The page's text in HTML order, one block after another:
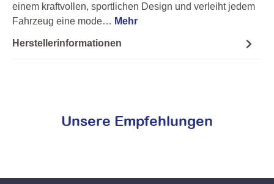
einem kraftvollen, sportlichen Design und verleiht jedem
Fahrzeug eine mode… Mehr
Herstellerinformationen
Unsere Empfehlungen